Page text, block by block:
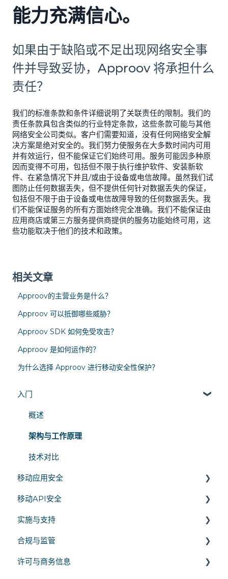
能力充满信心。
如果由于缺陷或不足出现网络安全事
件并导致妥协，Approov 将承担什么
责任？
我们的标准条款和条件详细说明了关联责任的限制。我们的
责任条款具包含类似的行业特定条款，这些条款可能与其他
网络安全公司类似。客户们需要知道，没有任何网络安全解
决方案是绝对安全的。我们努力使服务在大多数时间内可用
并有效运行，但不能保证它们始终可用。服务可能因多种原
因而变得不可用，包括但不限于执行维护软件、安装新软
件、在紧急情况下并且/或由于设备或电信故障。虽然我们试
图防止任何数据丢失，但不提供任何针对数据丢失的保证，
包括但不限于由于设备或电信故障导致的任何数据丢失。我
们不能保证服务的所有方面始终完全准确。我们不能保证由
应用商店或第三方服务提供商提供的服务功能始终可用，这
些功能取决于他们的技术和政策。
相关文章
Approov的主营业务是什么？
Approov 可以抵御哪些威胁？
Approov SDK 如何免受攻击？
Approov 是如何运作的？
为什么选择 Approov 进行移动安全性保护？
入门
概述
架构与工作原理
技术对比
移动应用安全
运行时保护
移动应用认证
代码混淆
移动API安全
API 身份验证与访问控制
API 通信
API 威胁
实施与支持
SDK 集成
平台支持
合规与监管
隐私法律
许可与商务信息